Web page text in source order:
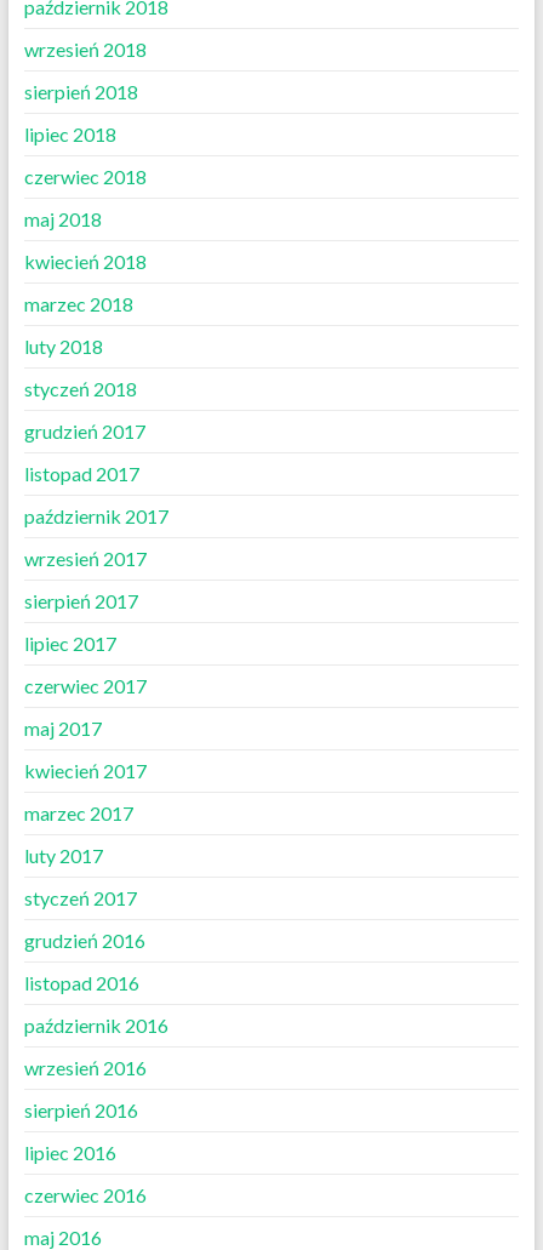
październik 2018
wrzesień 2018
sierpień 2018
lipiec 2018
czerwiec 2018
maj 2018
kwiecień 2018
marzec 2018
luty 2018
styczeń 2018
grudzień 2017
listopad 2017
październik 2017
wrzesień 2017
sierpień 2017
lipiec 2017
czerwiec 2017
maj 2017
kwiecień 2017
marzec 2017
luty 2017
styczeń 2017
grudzień 2016
listopad 2016
październik 2016
wrzesień 2016
sierpień 2016
lipiec 2016
czerwiec 2016
maj 2016